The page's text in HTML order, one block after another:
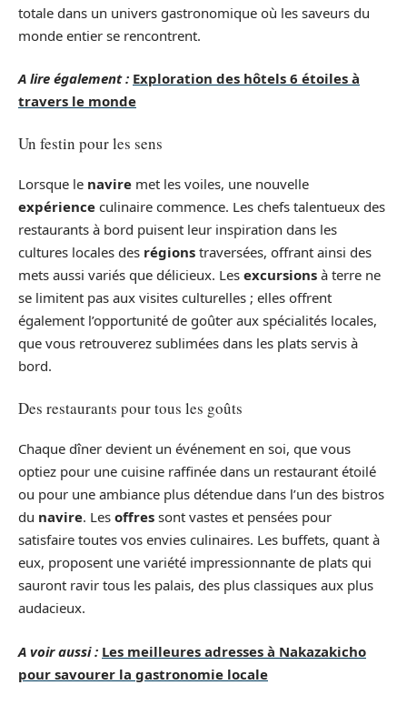
totale dans un univers gastronomique où les saveurs du
monde entier se rencontrent.
A lire également : Exploration des hôtels 6 étoiles à
travers le monde
Un festin pour les sens
Lorsque le navire met les voiles, une nouvelle
expérience culinaire commence. Les chefs talentueux des
restaurants à bord puisent leur inspiration dans les
cultures locales des régions traversées, offrant ainsi des
mets aussi variés que délicieux. Les excursions à terre ne
se limitent pas aux visites culturelles ; elles offrent
également l’opportunité de goûter aux spécialités locales,
que vous retrouverez sublimées dans les plats servis à
bord.
Des restaurants pour tous les goûts
Chaque dîner devient un événement en soi, que vous
optiez pour une cuisine raffinée dans un restaurant étoilé
ou pour une ambiance plus détendue dans l’un des bistros
du navire. Les offres sont vastes et pensées pour
satisfaire toutes vos envies culinaires. Les buffets, quant à
eux, proposent une variété impressionnante de plats qui
sauront ravir tous les palais, des plus classiques aux plus
audacieux.
A voir aussi : Les meilleures adresses à Nakazakicho
pour savourer la gastronomie locale